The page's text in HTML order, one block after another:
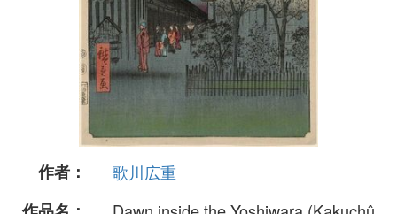
作者：
歌川広重